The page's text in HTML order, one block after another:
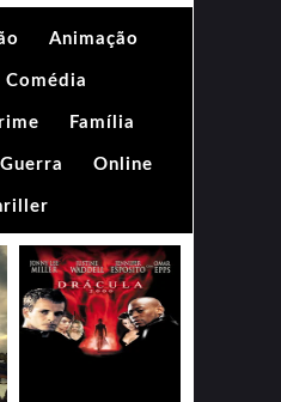
Animação
Comédia
Família
Guerra Online